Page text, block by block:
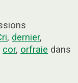
, dernier,
cor, orfraie dans